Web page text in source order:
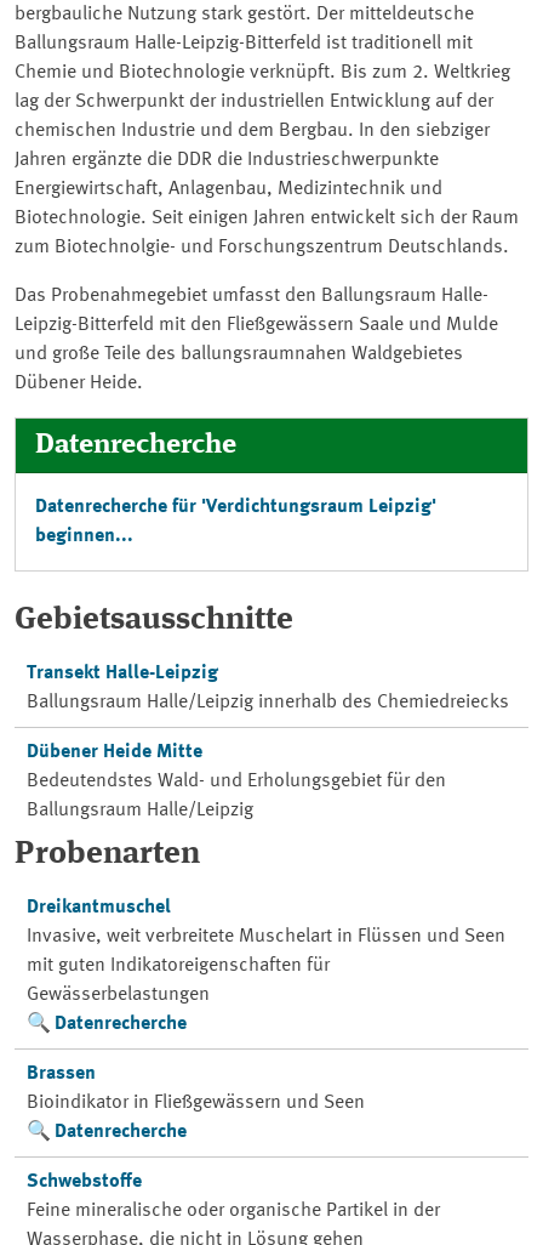
bergbauliche Nutzung stark gestört. Der mitteldeutsche
Ballungsraum Halle-Leipzig-Bitterfeld ist traditionell mit
Chemie und Biotechnologie verknüpft. Bis zum 2. Weltkrieg
lag der Schwerpunkt der industriellen Entwicklung auf der
chemischen Industrie und dem Bergbau. In den siebziger
Jahren ergänzte die DDR die Industrieschwerpunkte
Energiewirtschaft, Anlagenbau, Medizintechnik und
Biotechnologie. Seit einigen Jahren entwickelt sich der Raum
zum Biotechnolgie- und Forschungszentrum Deutschlands.
Das Probenahmegebiet umfasst den Ballungsraum Halle-
Leipzig-Bitterfeld mit den Fließgewässern Saale und Mulde
und große Teile des ballungsraumnahen Waldgebietes
Dübener Heide.
Datenrecherche
Datenrecherche für 'Verdichtungsraum Leipzig'
beginnen...
Gebietsausschnitte
Transekt Halle-Leipzig
Ballungsraum Halle/Leipzig innerhalb des Chemiedreiecks
Dübener Heide Mitte
Bedeutendstes Wald- und Erholungsgebiet für den
Ballungsraum Halle/Leipzig
Probenarten
Dreikantmuschel
Invasive, weit verbreitete Muschelart in Flüssen und Seen
mit guten Indikatoreigenschaften für
Gewässerbelastungen
Datenrecherche
Brassen
Bioindikator in Fließgewässern und Seen
Datenrecherche
Schwebstoffe
Feine mineralische oder organische Partikel in der
Wasserphase, die nicht in Lösung gehen